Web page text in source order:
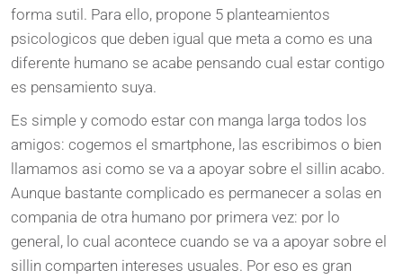
forma sutil. Para ello, propone 5 planteamientos
psicologicos que deben igual que meta a como es una
diferente humano se acabe pensando cual estar contigo
es pensamiento suya.
Es simple y comodo estar con manga larga todos los
amigos: cogemos el smartphone, las escribimos o bien
llamamos asi como se va a apoyar sobre el sillin acabo.
Aunque bastante complicado es permanecer a solas en
compania de otra humano por primera vez: por lo
general, lo cual acontece cuando se va a apoyar sobre el
sillin comparten intereses usuales. Por eso es gran